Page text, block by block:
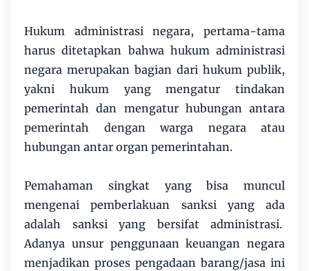
Hukum administrasi negara, pertama-tama
harus ditetapkan bahwa hukum administrasi
negara merupakan bagian dari hukum publik,
yakni hukum yang mengatur tindakan
pemerintah dan mengatur hubungan antara
pemerintah dengan warga negara atau
hubungan antar organ pemerintahan.
Pemahaman singkat yang bisa muncul
mengenai pemberlakuan sanksi yang ada
adalah sanksi yang bersifat administrasi.
Adanya unsur penggunaan keuangan negara
menjadikan proses pengadaan barang/jasa ini